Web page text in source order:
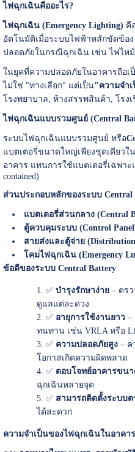
ไฟฉุกเฉินคืออะไร?
ไฟฉุกเฉิน (Emergency Lighting) คื
อัตโนมัติเมื่อระบบไฟฟ้าหลักขัดข้อ
ปลอดภัยในกรณีฉุกเฉิน เช่น ไฟไห
ในยุคที่ความปลอดภัยในอาคารถือ
ไม่ใช่ "ทางเลือก" แต่เป็น"ความจำ
โรงพยาบาล, ห้างสรรพสินค้า, โรง
ไฟฉุกเฉินแบบรวมศูนย์ (Central
ระบบไฟฉุกเฉินแบบรวมศูนย์ หรือ
แบตเตอรี่ขนาดใหญ่เพียงชุดเดียวใ
อาคาร แทนการใช้แบตเตอรี่เฉพา
contained)
ส่วนประกอบหลักของระบบ Central
แบตเตอรี่ส่วนกลาง (Central
ตู้ควบคุมระบบ (Control
สายส่งและตู้จ่าย
โคมไฟฉุกเฉิน (Emergency
ข้อดีของระบบ Central Battery
✅ บำรุงรักษาง่าย– ตรว
ดูแลแต่ละดวง
✅ อายุการใช้งานยาว–
ทนทาน เช่น VRLA หรือ
✅ ความปลอดภัยสูง– ค
โอกาสเกิดความผิดพลาด
✅ ตอบโจทย์อาคารขน
ฉุกเฉินหลายจุด
✅ สามารถติดตั้งระบบต
ได้สะดวก
ความจำเป็นของไฟฉุกเฉินในอาคาร